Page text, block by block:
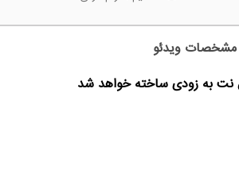
مشخصات ویدئو
نت به زودی ساخته خواهد شد